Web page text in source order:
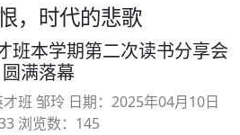
，时代的悲歌
本学期第二次读书分享会
圆满落幕
班 邹玲 日期：2025年04月10日
浏览数： 145